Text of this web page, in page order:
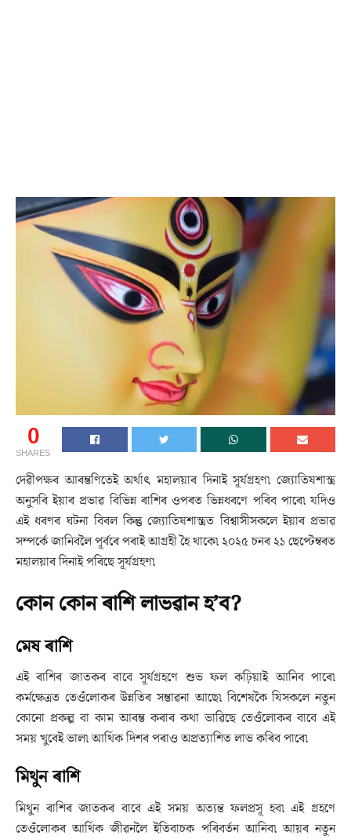
0
SHARES
দেৱীপক্ষৰ আৰম্ভণিতেই অৰ্থাৎ মহালয়াৰ দিনাই সূৰ্যগ্ৰহণ৷ জ্যোতিষশাস্ত্ৰ
অনুসৰি ইয়াৰ প্ৰভাৱ বিভিন্ন ৰাশিৰ ওপৰত ভিন্নধৰণে পৰিব পাৰে৷ যদিও
এই ধৰণৰ ঘটনা বিৰল কিন্তু জ্যোতিষশাস্ত্ৰত বিশ্বাসীসকলে ইয়াৰ প্ৰভাৱ
সম্পৰ্কে জানিবলৈ পূৰ্বৰে পৰাই আগ্ৰহী হৈ থাকে৷ ২০২৫ চনৰ ২১ ছেপ্টেম্বৰত
মহালয়াৰ দিনাই পৰিছে সূৰ্যগ্ৰহণ৷
কোন কোন ৰাশি লাভৱান হ’ব?
মেষ ৰাশি
এই ৰাশিৰ জাতকৰ বাবে সূৰ্যগ্ৰহণে শুভ ফল কঢ়িয়াই আনিব পাৰে৷
কৰ্মক্ষেত্ৰত তেওঁলোকৰ উন্নতিৰ সম্ভাৱনা আছে৷ বিশেষকৈ যিসকলে নতুন
কোনো প্ৰকল্প বা কাম আৰম্ভ কৰাৰ কথা ভাৱিছে তেওঁলোকৰ বাবে এই
সময় খুবেই ভাল৷ আৰ্থিক দিশৰ পৰাও অপ্ৰত্যাশিত লাভ কৰিব পাৰে৷
মিথুন ৰাশি
মিথুন ৰাশিৰ জাতকৰ বাবে এই সময় অত্যন্ত ফলপ্ৰসূ হব৷ এই গ্ৰহণে
তেওঁলোকৰ আৰ্থিক জীৱনলৈ ইতিবাচক পৰিবৰ্তন আনিব৷ আয়ৰ নতুন